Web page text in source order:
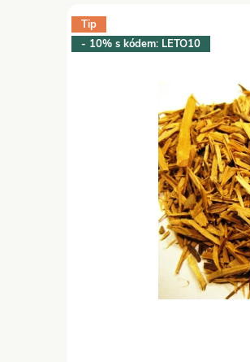
Tip
- 10% s kódem: LETO10